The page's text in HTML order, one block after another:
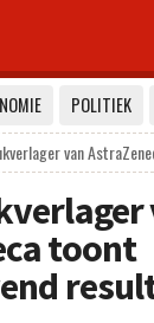
POLITIEK
van
toont